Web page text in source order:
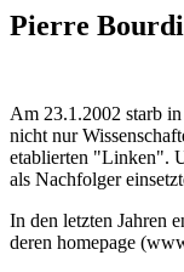
Pierre
Am 23.1.2002 starb
nicht nur
etablierten "Linken".
als Nachfolger
In den letzten Jahren
deren homepage